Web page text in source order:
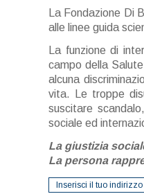
La Fondazione Di
alle linee guida
La funzione di
campo della
alcuna
vita. Le troppe
suscitare
sociale ed
La giustizia
La persona